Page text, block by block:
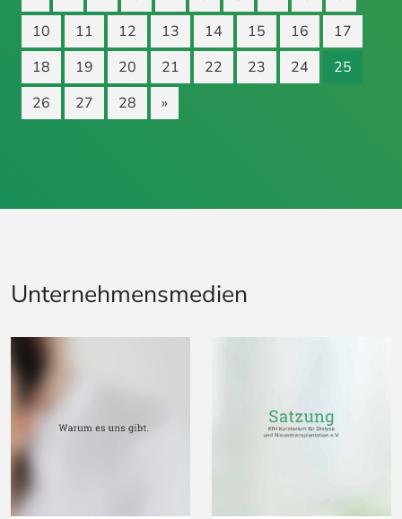
10
11 12 13 14 15 16
17
18
19 20 21 22 23 24
25
26
27 28 »
Unternehmensmedien